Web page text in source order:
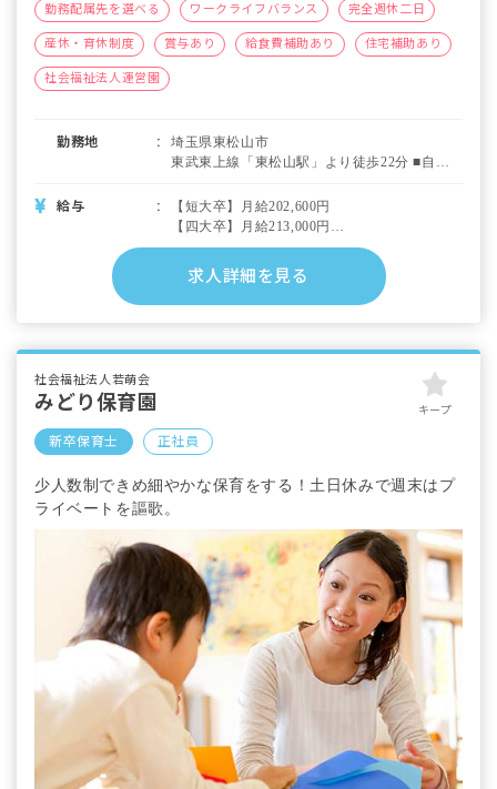
勤務配属先を選べる ワークライフバランス 完全週休二日
産休・育休制度 賞与あり 給食費補助あり 住宅補助あり
社会福祉法人運営園
勤務地
埼玉県東松山市
東武東上線「東松山駅」より徒歩22分 ■自転
場あり：月極3,000～3,300円※勤務先による）
給与
【短大卒】月給202,600円
【四大卒】月給213,000円
・内訳
基本給（短大）165,000円（四大）175,000円
特殊業務（短大）6,600円（四大）7,000円
処遇改善20,000円
処遇改善Ⅲ11,000円
交通費（車通勤の場合はガソリン代を支給）
期末手当（3月支給／業績により変動）
時間外手当
昇給年1回（4月）業績によりますが、5,000～
＜モデル年収例＞
27歳／年収400万円（月給230,000円※手当込
み＋諸手当＋賞与）
38歳／年収470万円（月給280.000円※手当込
み＋諸手当＋賞与）
※試用期間6カ月／同条件
求人詳細を見る
社会福祉法人若萌会
みどり保育園
新卒保育士 正社員
キープ
少人数制できめ細やかな保育をする！土日休みで週末はプ
ライベートを謳歌。